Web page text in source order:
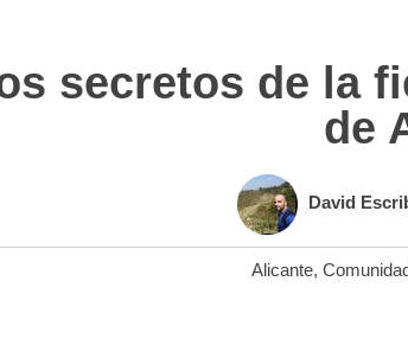
secretos de la
de
David
Alicante,